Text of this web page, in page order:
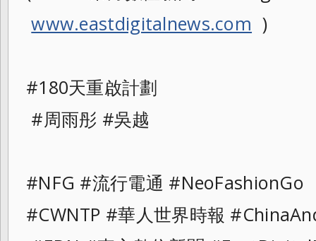
www.eastdigitalnews.com )
#180天重啟計劃
#周雨彤 #吳越
#NFG #流行電通 #NeoFashionGo
#CWNTP #華人世界時報